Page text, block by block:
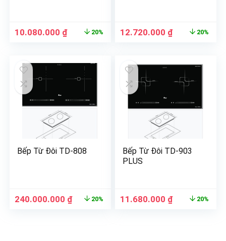
10.080.000 ₫ 20% 12.720.000 ₫ 20%
Bếp Từ Đôi TD-808
240.000.000 ₫ 20%
Bếp Từ Đôi TD-903
PLUS
11.680.000 ₫ 20%